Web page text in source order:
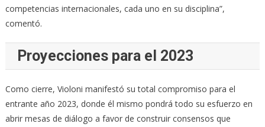
competencias internacionales, cada uno en su disciplina”,
comentó.
Proyecciones para el 2023
Como cierre, Violoni manifestó su total compromiso para el
entrante año 2023, donde él mismo pondrá todo su esfuerzo en
abrir mesas de diálogo a favor de construir consensos que